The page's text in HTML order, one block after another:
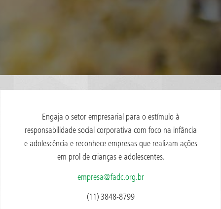
Engaja o setor empresarial para o estímulo à
responsabilidade social corporativa com foco na infância
e adolescência e reconhece empresas que realizam ações
em prol de crianças e adolescentes.
empresa@fadc.org.br
(11) 3848-8799